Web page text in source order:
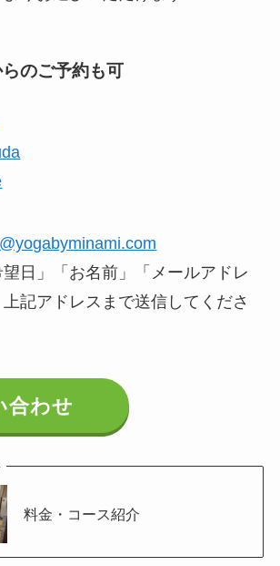
のご予約も可
日」「お名前」「メールアドレ
記アドレスまで送信してくださ
合わせ
料金・コース紹介